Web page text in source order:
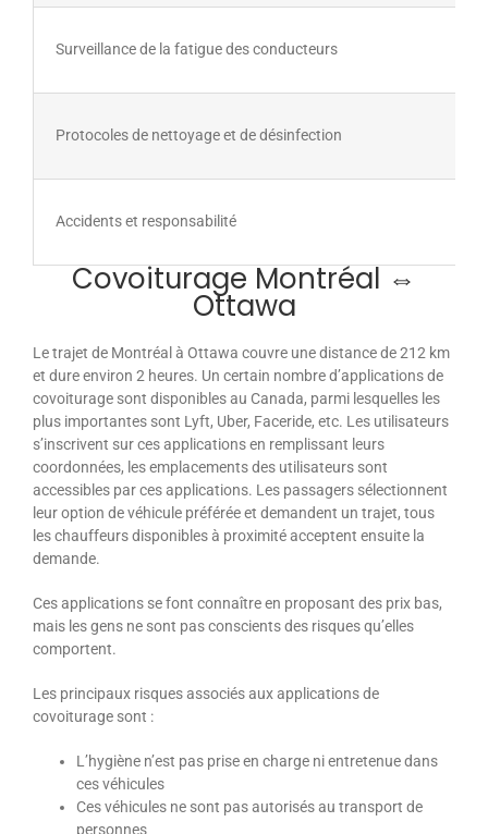
Surveillance de la fatigue des conducteurs
Protocoles de nettoyage et de désinfection
Accidents et responsabilité
Covoiturage Montréal ⇔
Ottawa
Le trajet de Montréal à Ottawa couvre une distance de 212 km
et dure environ 2 heures. Un certain nombre d’applications de
covoiturage sont disponibles au Canada, parmi lesquelles les
plus importantes sont Lyft, Uber, Faceride, etc. Les utilisateurs
s’inscrivent sur ces applications en remplissant leurs
coordonnées, les emplacements des utilisateurs sont
accessibles par ces applications. Les passagers sélectionnent
leur option de véhicule préférée et demandent un trajet, tous
les chauffeurs disponibles à proximité acceptent ensuite la
demande.
Ces applications se font connaître en proposant des prix bas,
mais les gens ne sont pas conscients des risques qu’elles
comportent.
Les principaux risques associés aux applications de
covoiturage sont :
L’hygiène n’est pas prise en charge ni entretenue dans
ces véhicules
Ces véhicules ne sont pas autorisés au transport de
personnes